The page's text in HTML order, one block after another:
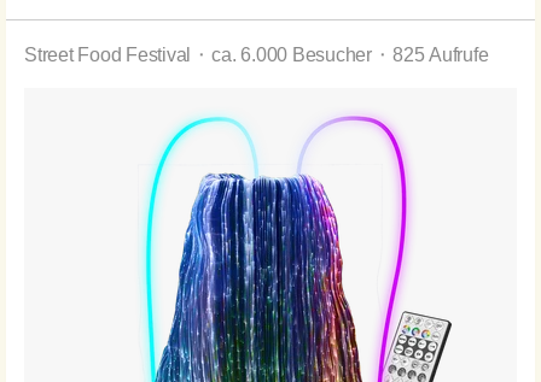
Street Food Festival ⬝ ca. 6.000 Besucher ⬝ 825 Aufrufe